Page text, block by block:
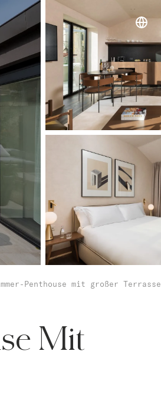
Penthouse mit großer Terrasse
Mit